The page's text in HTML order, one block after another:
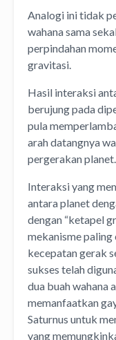
Analogi ini tidak
wahana sama
perpindahan
gravitasi.
Hasil interaksi
berujung pada
pula
arah datangnya
pergerakan planet.
Interaksi yang
antara planet
dengan “ketapel
mekanisme
kecepatan gerak
sukses telah
dua buah wahana
memanfaatkan
Saturnus untuk
yang